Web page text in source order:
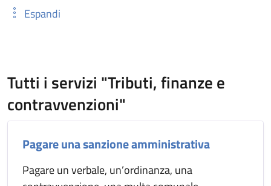
Espandi
Tutti i servizi "Tributi, finanze e
contravvenzioni"
Pagare una sanzione amministrativa
Pagare un verbale, un’ordinanza, una